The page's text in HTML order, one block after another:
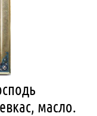
масло.